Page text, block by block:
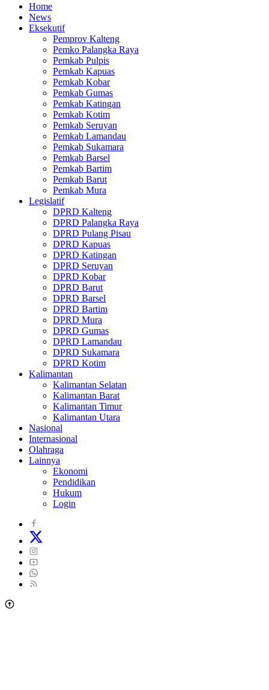
Home
News
Eksekutif
Pemprov Kalteng
Pemko Palangka Raya
Pemkab Pulpis
Pemkab Kapuas
Pemkab Kobar
Pemkab Gumas
Pemkab Katingan
Pemkab Kotim
Pemkab Seruyan
Pemkab Lamandau
Pemkab Sukamara
Pemkab Barsel
Pemkab Bartim
Pemkab Barut
Pemkab Mura
Legislatif
DPRD Kalteng
DPRD Palangka Raya
DPRD Pulang Pisau
DPRD Kapuas
DPRD Katingan
DPRD Seruyan
DPRD Kobar
DPRD Barut
DPRD Barsel
DPRD Bartim
DPRD Mura
DPRD Gumas
DPRD Lamandau
DPRD Sukamara
DPRD Kotim
Kalimantan
Kalimantan Selatan
Kalimantan Barat
Kalimantan Timur
Kalimantan Utara
Nasional
Internasional
Olahraga
Lainnya
Ekonomi
Pendidikan
Hukum
Login